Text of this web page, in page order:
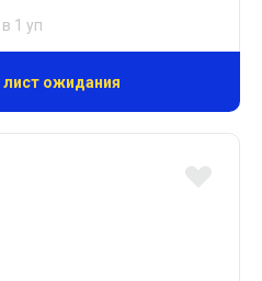
в 1 уп
лист ожидания